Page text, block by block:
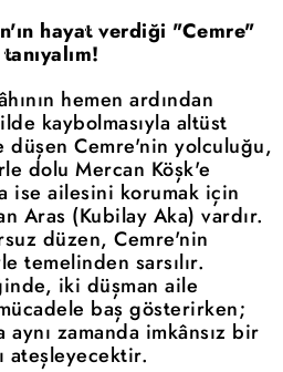
hayat verdiği "Cemre"
hemen ardından
kaybolmasıyla altüst
Cemre'nin yolculuğu,
dolu Mercan Köşk'e
ise ailesini korumak için
Aras (Kubilay Aka) vardır.
düzen, Cemre'nin
temelinden sarsılır.
iki düşman aile
baş gösterirken;
zamanda imkânsız bir
ateşleyecektir.